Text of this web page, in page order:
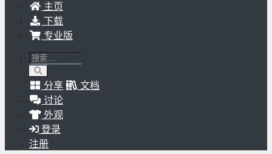
主页
下载
专业版
分享
文档
讨论
外观
登录
注册